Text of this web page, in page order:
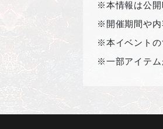
※本情報は公開
※開催期間や内
※本イベントの
※一部アイテム